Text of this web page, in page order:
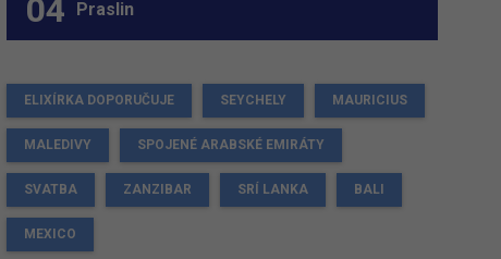
Praslin
ELIXÍRKA DOPORUČUJE SEYCHELY MAURICIUS
MALEDIVY SPOJENÉ ARABSKÉ EMIRÁTY
SVATBA ZANZIBAR SRÍ LANKA BALI
MEXICO